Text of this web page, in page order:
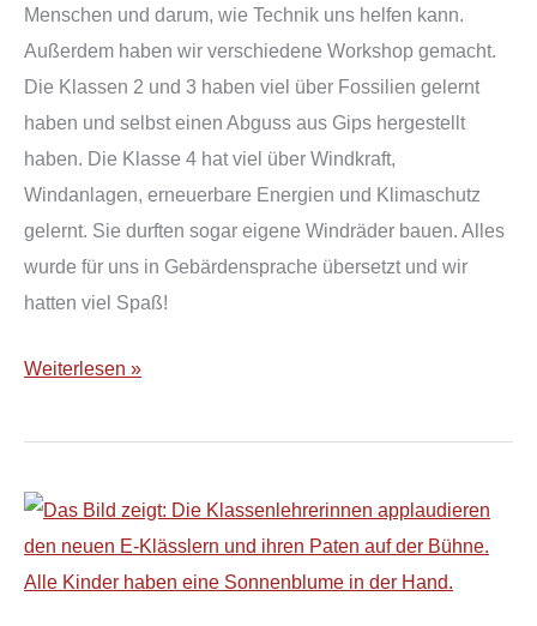
Menschen und darum, wie Technik uns helfen kann.
Außerdem haben wir verschiedene Workshop gemacht.
Die Klassen 2 und 3 haben viel über Fossilien gelernt
haben und selbst einen Abguss aus Gips hergestellt
haben. Die Klasse 4 hat viel über Windkraft,
Windanlagen, erneuerbare Energien und Klimaschutz
gelernt. Sie durften sogar eigene Windräder bauen. Alles
wurde für uns in Gebärdensprache übersetzt und wir
hatten viel Spaß!
Weiterlesen »
Einschulung
2025